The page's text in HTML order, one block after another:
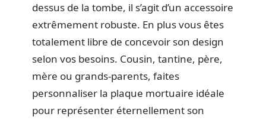
dessus de la tombe, il s’agit d’un accessoire
extrêmement robuste. En plus vous êtes
totalement libre de concevoir son design
selon vos besoins. Cousin, tantine, père,
mère ou grands-parents, faites
personnaliser la plaque mortuaire idéale
pour représenter éternellement son